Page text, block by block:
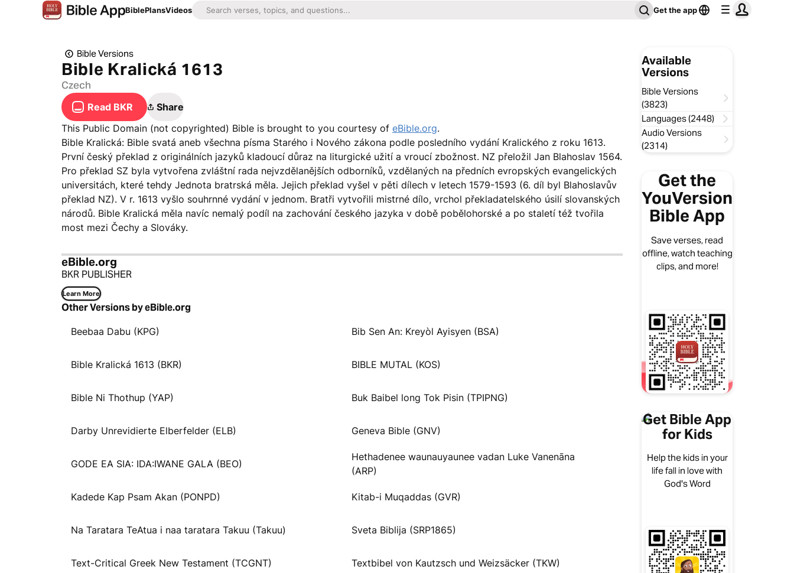
BiblePlansVideos Get the app
Bible Versions
Bible Kralická 1613
Czech
Read BKR
Share
This Public Domain (not copyrighted) Bible is brought to you courtesy of eBible.org.
Bible Kralická: Bible svatá aneb všechna písma Starého i Nového zákona podle posledního vydání Kralického z roku 1613.
První český překlad z originálních jazyků kladoucí důraz na liturgické užití a vroucí zbožnost. NZ přeložil Jan Blahoslav 1564.
Pro překlad SZ byla vytvořena zvláštní rada nejvzdělanějších odborníků, vzdělaných na předních evropských evangelických
universitách, které tehdy Jednota bratrská měla. Jejich překlad vyšel v pěti dílech v letech 1579-1593 (6. díl byl Blahoslavův
překlad NZ). V r. 1613 vyšlo souhrnné vydání v jednom. Bratři vytvořili mistrné dílo, vrchol překladatelského úsilí slovanských
národů. Bible Kralická měla navíc nemalý podíl na zachování českého jazyka v době pobělohorské a po staletí též tvořila
most mezi Čechy a Slováky.
eBible.org
BKR PUBLISHER
Learn More
Other Versions by eBible.org
Beebaa Dabu (KPG) Bib Sen An: Kreyòl Ayisyen (BSA)
Bible Kralická 1613 (BKR) BIBLE MUTAL (KOS)
Bible Ni Thothup (YAP) Buk Baibel long Tok Pisin (TPIPNG)
Darby Unrevidierte Elberfelder (ELB) Geneva Bible (GNV)
GODE EA SIA: IDA:IWANE GALA (BEO)
Hethadenee waunauyaunee vadan Luke Vanenāna
(ARP)
Kadede Kap Psam Akan (PONPD) Kitab-i Muqaddas (GVR)
Na Taratara TeAtua i naa taratara Takuu (Takuu) Sveta Biblija (SRP1865)
Text-Critical Greek New Testament (TCGNT) Textbibel von Kautzsch und Weizsäcker (TKW)
Available
Versions
Bible Versions
(3823)
Languages (2448)
Audio Versions
(2314)
Get the
YouVersion
Bible App
Save verses, read
offline, watch teaching
clips, and more!
Get Bible App
for Kids
Help the kids in your
life fall in love with
God's Word